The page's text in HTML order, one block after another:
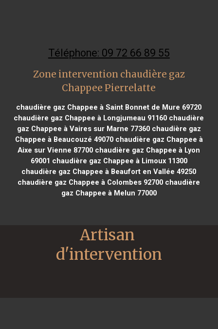
Téléphone: 09 72 66 89 55
Zone intervention chaudière gaz
Chappee Pierrelatte
chaudière gaz Chappee à Saint Bonnet de Mure 69720
chaudière gaz Chappee à Longjumeau 91160 chaudière
gaz Chappee à Vaires sur Marne 77360chaudière gaz
Chappee à Beaucouzé 49070chaudière gaz Chappee à
Aixe sur Vienne 87700 chaudière gaz Chappee à Lyon
69001 chaudière gaz Chappee à Limoux 11300
chaudière gaz Chappee à Beaufort en Vallée 49250
chaudière gaz Chappee à Colombes 92700 chaudière
gaz Chappee à Melun 77000
Artisan
d'intervention